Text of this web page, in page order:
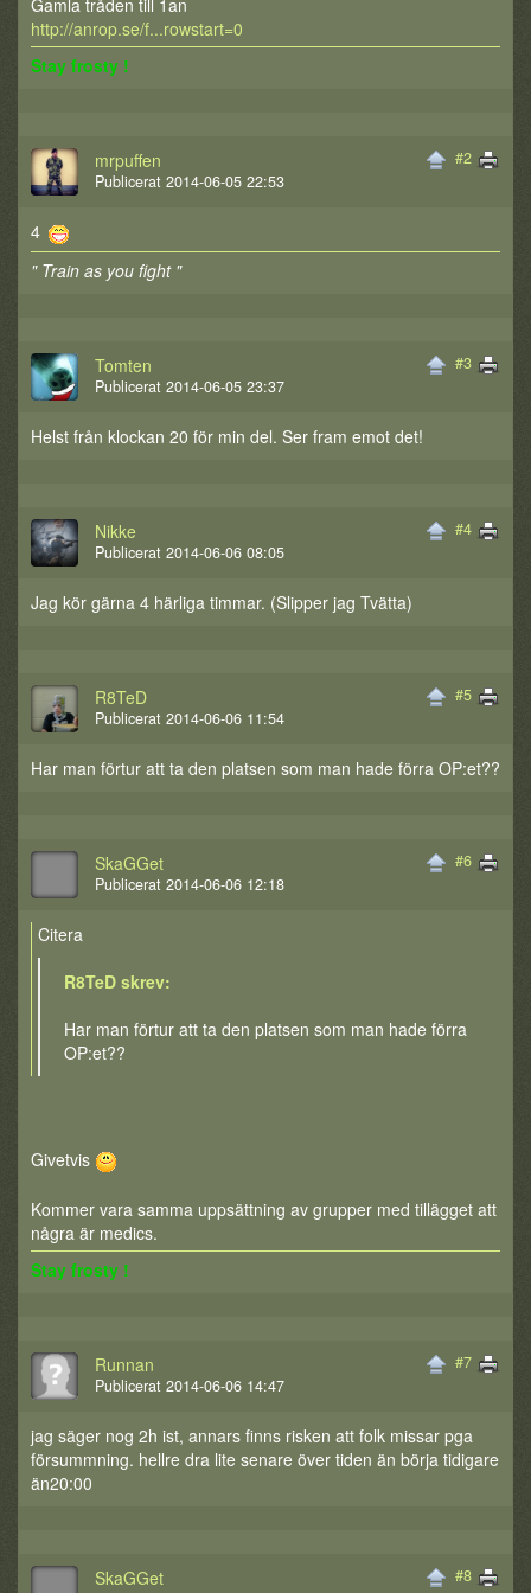
Gamla tråden till 1an
http://anrop.se/f...rowstart=0
Stay frosty !
#2
mrpuffen
Publicerat 2014-06-05 22:53
4
" Train as you fight "
#3
Tomten
Publicerat 2014-06-05 23:37
Helst från klockan 20 för min del. Ser fram emot det!
#4
Nikke
Publicerat 2014-06-06 08:05
Jag kör gärna 4 härliga timmar. (Slipper jag Tvätta)
#5
R8TeD
Publicerat 2014-06-06 11:54
Har man förtur att ta den platsen som man hade förra OP:et??
#6
SkaGGet
Publicerat 2014-06-06 12:18
Citera
R8TeD skrev:
Har man förtur att ta den platsen som man hade förra
OP:et??
Givetvis
Kommer vara samma uppsättning av grupper med tillägget att
några är medics.
Stay frosty !
#7
Runnan
Publicerat 2014-06-06 14:47
jag säger nog 2h ist, annars finns risken att folk missar pga
försummning. hellre dra lite senare över tiden än börja tidigare
än20:00
#8
SkaGGet